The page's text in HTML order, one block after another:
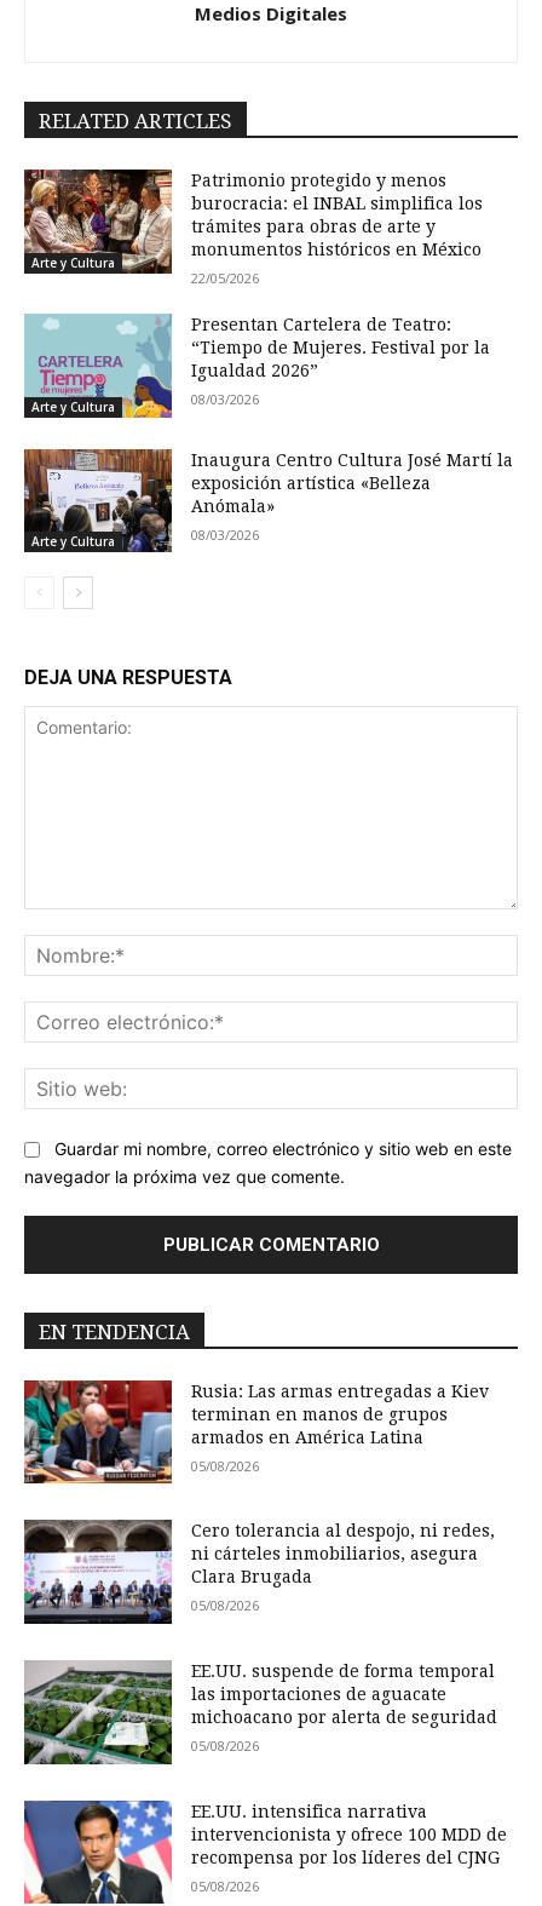
Medios Digitales
RELATED ARTICLES
Arte y Cultura
Patrimonio protegido y menos
burocracia: el INBAL simplifica los
trámites para obras de arte y
monumentos históricos en México
22/05/2026
Arte y Cultura
Presentan Cartelera de Teatro:
“Tiempo de Mujeres. Festival por la
Igualdad 2026”
08/03/2026
Arte y Cultura
Inaugura Centro Cultura José Martí la
exposición artística «Belleza
Anómala»
08/03/2026
DEJA UNA RESPUESTA
Guardar mi nombre, correo electrónico y sitio web en este
navegador la próxima vez que comente.
EN TENDENCIA
Rusia: Las armas entregadas a Kiev
terminan en manos de grupos
armados en América Latina
05/08/2026
Cero tolerancia al despojo, ni redes,
ni cárteles inmobiliarios, asegura
Clara Brugada
05/08/2026
EE.UU. suspende de forma temporal
las importaciones de aguacate
michoacano por alerta de seguridad
05/08/2026
EE.UU. intensifica narrativa
intervencionista y ofrece 100 MDD de
recompensa por los líderes del CJNG
05/08/2026